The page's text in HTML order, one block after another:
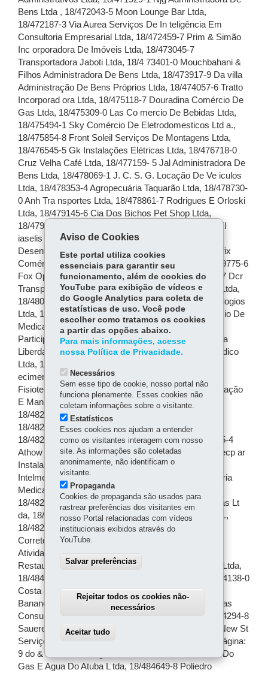
Aviso de Cookies
Este portal utiliza cookies
essenciais para garantir seu
funcionamento, além de cookies do
YouTube para exibição de vídeos e
do Google Analytics para coleta de
estatísticas de uso. Você pode
escolher como tratamos os cookies
a partir das opções abaixo.
Para mais informações, acesse
nossa Política de Privacidade.
Necessários
Sem esse tipo de cookie, nosso portal não
funciona plenamente. Esses cookies não
coletam informações sobre o visitante.
Estatísticos
Esses cookies nos ajudam a entender
como os visitantes interagem com nosso
site. As informações são coletadas
anonimamente, não identificam o
visitante.
Propaganda
Cookies de propaganda são usados para
rastrear preferências dos visitantes em
nosso Portal relacionadas com vídeos
institucionais exibidos através do
YouTube.
Salvar preferências
Rejeitar todos os cookies não-
necessários
Aceitar tudo